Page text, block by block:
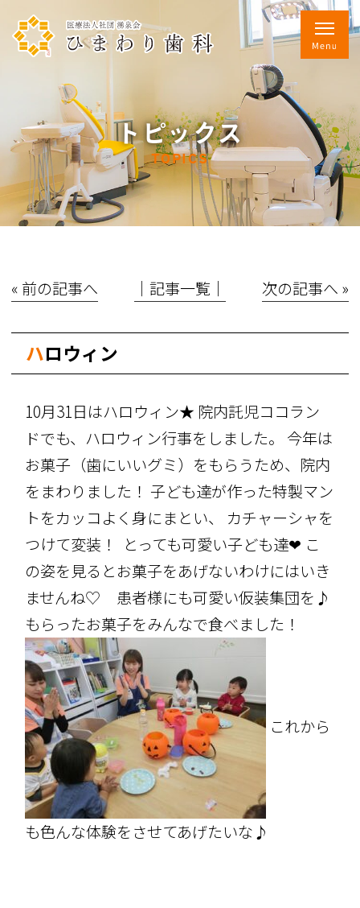
トピックス
TOPICS
« 前の記事へ │記事一覧│ 次の記事へ »
ハロウィン
10月31日はハロウィン★ 院内託児ココラン
ドでも、ハロウィン行事をしました。 今年は
お菓子（歯にいいグミ）をもらうため、院内
をまわりました！ 子ども達が作った特製マン
トをカッコよく身にまとい、 カチャーシャを
つけて変装！
とっても可愛い子ども達❤ こ
の姿を見るとお菓子をあげないわけにはいき
ませんね♡
患者様にも可愛い仮装集団を♪
もらったお菓子をみんなで食べました！
これから
も色んな体験をさせてあげたいな♪